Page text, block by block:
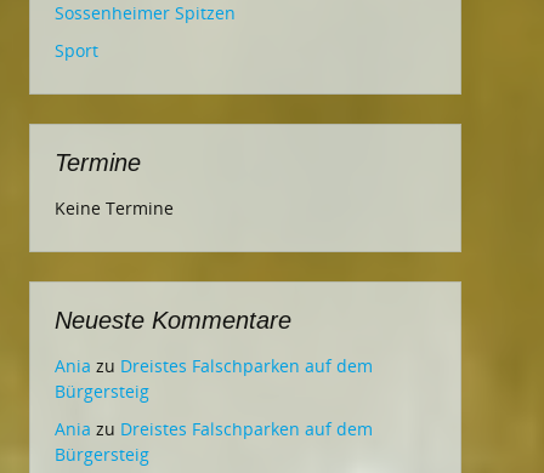
Sossenheimer Spitzen
Sport
Termine
Keine Termine
Neueste Kommentare
Ania zu Dreistes Falschparken auf dem
Bürgersteig
Ania zu Dreistes Falschparken auf dem
Bürgersteig